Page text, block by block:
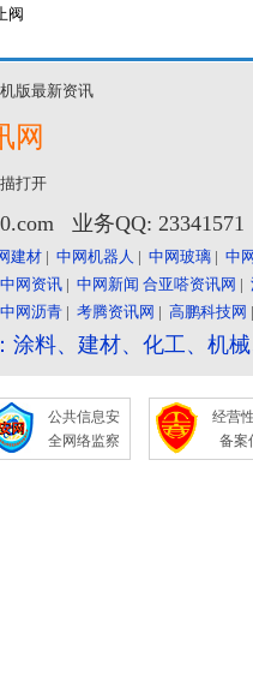
阀
版最新资讯
网
打开
业务QQ:
建材 | 中网机器人 | 中网玻璃 | 中
中网资讯 | 中网新闻 合亚嗒资讯网 |
中网沥青 | 考腾资讯网 | 高鹏科技网
涂料、建材、化工、机
公共信息安
全网络监察
经营
备案